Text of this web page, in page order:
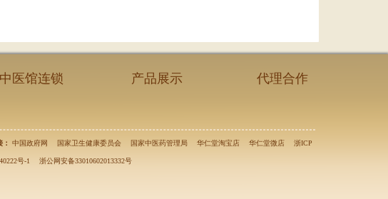
中医馆连锁 产品展示 代理合作
中国政府网 国家卫生健康委员会 国家中医药管理局 华仁堂淘宝店 华仁堂微店 浙ICP
号-1 浙公网安备33010602013332号